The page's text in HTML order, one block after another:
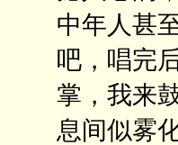
中年人甚
吧，唱完
掌，我来
息间似雾